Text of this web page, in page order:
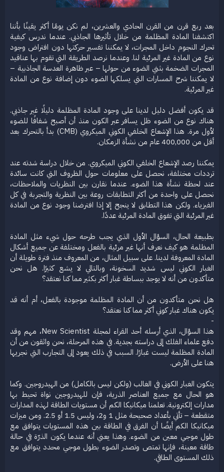
بعد ربع قرن من القرن الحادي والعشرين، لم نكن يومًا أكثر يقينًا بأننا
اكتشفنا المادة المظلمة من خلال تأثيرها الجاذبي. عندما ندرس كيفية
تحرك النجوم داخل المجرات، لا يمكننا تفسير حركتها دون افتراض وجود
نوع من المادة غير المرئية لنا. وعندما نرصد الطريقة التي تقوم بها عناقيد
المجرات الضخمة بثني الضوء من حولها – عبر ظاهرة العدسة الجاذبية –
لا يمكننا شرح المسارات التي يسلكها الضوء دون إضافة نوع من المادة
غير المرئية.
قد يكون أفضل دليل لدينا على وجود المادة المظلمة دليلًا غير جاذبي.
هناك نوع من الضوء ظل يسافر عبر الكون منذ أن أصبح شفافًا للضوء
لأول مرة. هذا الإشعاع الخلفي الكوني الميكروي (CMB) بدأ بالتحرك بعد
أقل من 400,000 عام من نشأة الزمكان.
يمكننا رصد الإشعاع الخلفي الكوني الميكروي. من خلال دراسة شدته عند
ترددات مختلفة، نحصل على معلومات حول الظروف التي كانت سائدة
عند لحظة نشأة هذا الضوء. عندما نقارن بين النظريات والملاحظات،
نحصل على واحدة من أكثر التطابقات روعة بين النظرية والتجربة في كل
الفيزياء. ولكن هذا التطابق لا ينجح إلا إذا افترضنا وجود نوع من المادة
غير المرئية التي تفوق المادة المرئية عددًا.
بطبيعة الحال، السؤال الأول الذي يجب طرحه حول شيء مثل المادة
المظلمة هو كيف نعرف أنها غير مرئية بالفعل ومختلفة عن جميع أشكال
المادة المعروفة لدينا. على سبيل المثال، من المعروف منذ فترة طويلة أن
الغبار الكوني ليس شديد السخونة، وبالتالي لا يشع كثيرًا. هل نحن
متأكدون من أنه لا يوجد ببساطة غبار أكثر بكثير مما كنا نعتقد؟
هل نحن متأكدون من أن المادة المظلمة موجودة بالفعل، أم أنه قد
يكون هناك غبار كوني أكثر مما كنا نعتقد؟
-
هذا السؤال، الذي أرسله أحد القراء لمجلة New Scientist، مهم وقد
دفع علماء الفلك إلى دراسته بجدية. في هذه المرحلة، نحن واثقون من أن
المادة المظلمة ليست غبارًا. السبب في ذلك يعود إلى التجارب التي نجريها
هنا على الأرض.
يتكون الغبار الكوني في الغالب (ولكن ليس بالكامل) من الهيدروجين. وكما
هو الحال مع جميع العناصر الذرية، فإن للهيدروجين نواة تحيط بها
مدارات إلكترونية. تعلمنا ميكانيكا الكم أن مستويات الطاقة لهذه المدارات
متقطعة – تأتي بأعداد صحيحة مثل 1 و2، وليس 1.5 أو 2.5. ومن ميزات
ميكانيكا الكم أيضًا أن الفرق في الطاقة بين هذه المستويات يتوافق مع
طول موجي معين من الضوء. وهذا يعني أنه عندما يكون الذرّة في حالة
طاقة معينة، فإنها تمتص وتصدر الضوء بطول موجي محدد يتوافق مع
ذلك المستوى الطاقي.